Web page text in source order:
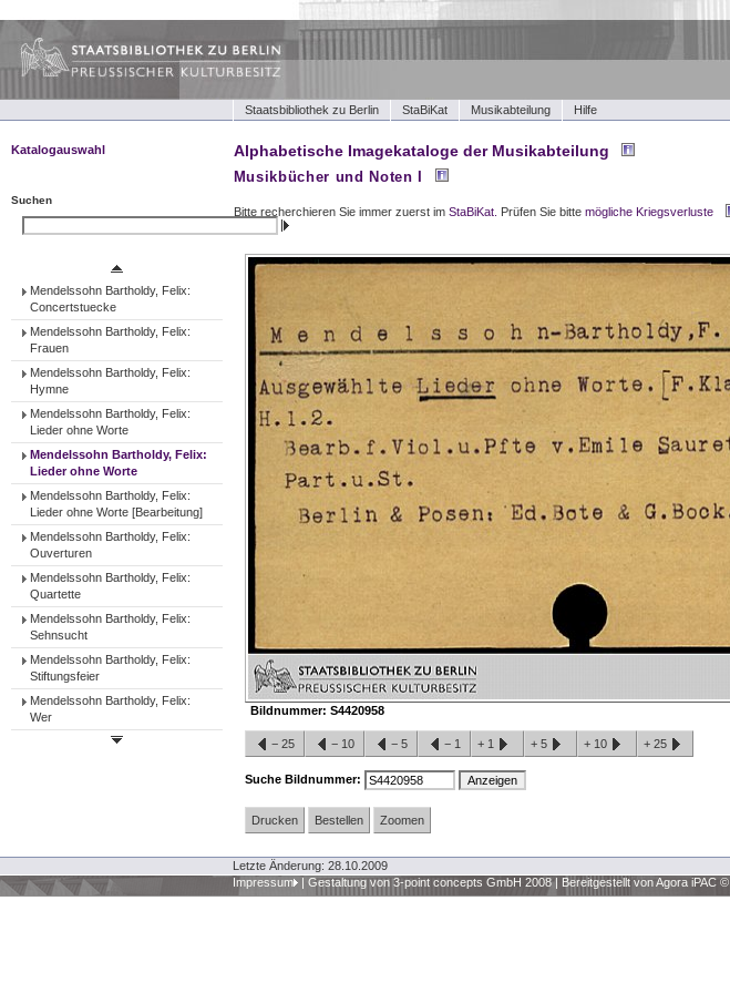
Staatsbibliothek zu Berlin StaBiKat Musikabteilung Hilfe
Katalogauswahl
Tonträger (Werke)
Tonträger (Interpreten)
Suchen
Mendelssohn Bartholdy, Felix:
Concertstuecke
Mendelssohn Bartholdy, Felix:
Frauen
Mendelssohn Bartholdy, Felix:
Hymne
Mendelssohn Bartholdy, Felix:
Lieder ohne Worte
Mendelssohn Bartholdy, Felix:
Lieder ohne Worte
Mendelssohn Bartholdy, Felix:
Lieder ohne Worte [Bearbeitung]
Mendelssohn Bartholdy, Felix:
Ouverturen
Mendelssohn Bartholdy, Felix:
Quartette
Mendelssohn Bartholdy, Felix:
Sehnsucht
Mendelssohn Bartholdy, Felix:
Stiftungsfeier
Mendelssohn Bartholdy, Felix:
Wer
Alphabetische Imagekataloge der Musikabteilung
Musikbücher und Noten I
Bitte recherchieren Sie immer zuerst im StaBiKat. Prüfen Sie bitte mögliche Kriegsverluste
Bildnummer:S4420958
− 25 − 10 − 5 − 1 + 1 + 5 + 10 + 25
Suche Bildnummer:
Drucken Bestellen Zoomen
Letzte Änderung: 28.10.2009
Impressum
Gestaltung von 3-point concepts GmbH 2008 | Bereitgestellt von Agora iPAC ©